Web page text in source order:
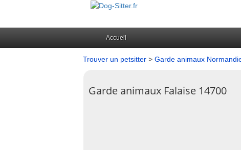
Accueil
Trouver un petsitter > Garde animaux
Garde animaux Falaise 14700